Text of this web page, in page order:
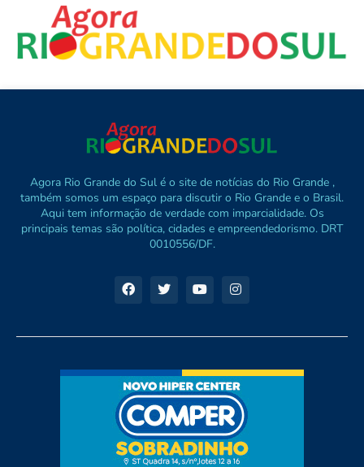
Agora Rio Grande do Sul é o site de notícias do Rio Grande ,
também somos um espaço para discutir o Rio Grande e o Brasil.
Aqui tem informação de verdade com imparcialidade. Os
principais temas são política, cidades e empreendedorismo. DRT
0010556/DF.